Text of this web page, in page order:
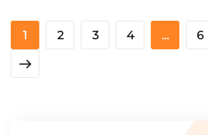
1 2 3 4 … 6